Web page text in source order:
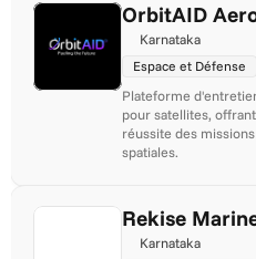
OrbitAID
Karnataka
Espace et Défense
Plateforme
pour satellites,
réussite des
spatiales.
Rekise
Karnataka